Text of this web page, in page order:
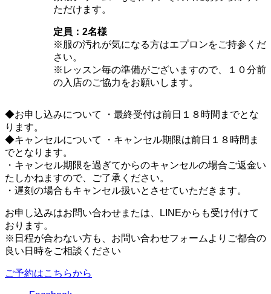
ただけます。
定員：2名様
※服の汚れが気になる方はエプロンをご持参くだ
さい。
※レッスン毎の準備がございますので、１０分前
の入店のご協力をお願いします。
◆お申し込みについて ・最終受付は前日１８時間までとな
ります。
◆キャンセルについて ・キャンセル期限は前日１８時間ま
でとなります。
・キャンセル期限を過ぎてからのキャンセルの場合ご返金い
たしかねますので、ご了承ください。
・遅刻の場合もキャンセル扱いとさせていただきます。
お申し込みはお問い合わせまたは、LINEからも受け付けて
おります。
※日程が合わない方も、お問い合わせフォームよりご都合の
良い日時をご相談ください
ご予約はこちらから